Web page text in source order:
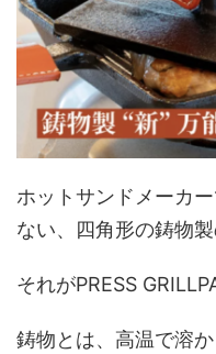
ホットサンドメーカ
ない、四角形の鋳物
それがPRESS
鋳物とは、高温で溶